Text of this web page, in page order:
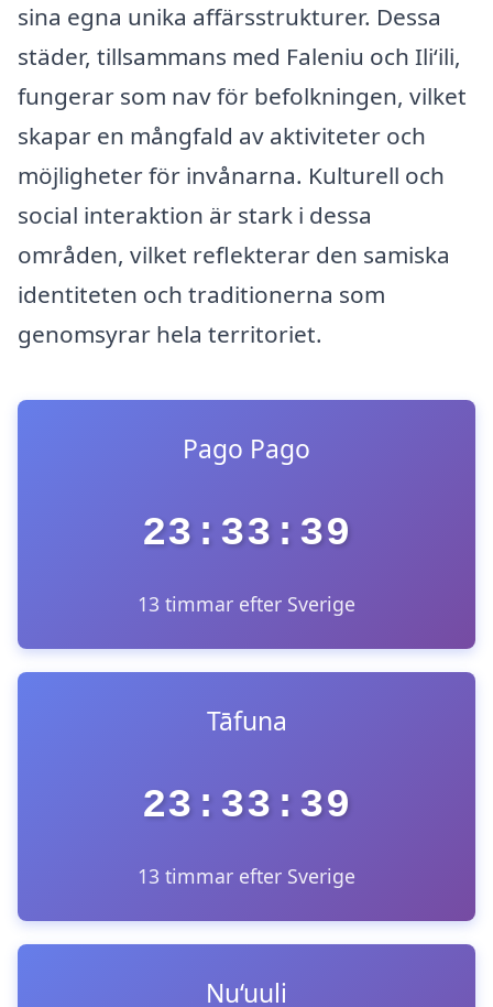
sina egna unika affärsstrukturer. Dessa
städer, tillsammans med Faleniu och Ili‘ili,
fungerar som nav för befolkningen, vilket
skapar en mångfald av aktiviteter och
möjligheter för invånarna. Kulturell och
social interaktion är stark i dessa
områden, vilket reflekterar den samiska
identiteten och traditionerna som
genomsyrar hela territoriet.
Pago Pago
23:33:39
13 timmar efter Sverige
Tāfuna
23:33:39
13 timmar efter Sverige
Nu‘uuli